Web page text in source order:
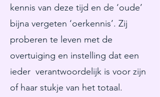
kennis van deze tijd en de ‘oude’
bijna vergeten ‘oerkennis’. Zij
proberen te leven met de
overtuiging en instelling dat een
ieder verantwoordelijk is voor zijn
of haar stukje van het totaal.